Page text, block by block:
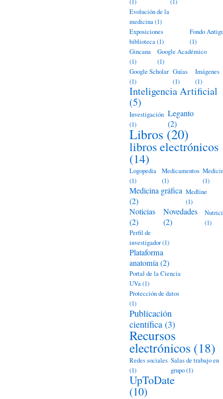
Evolución de la
medicina(1)
Exposiciones
biblioteca(1)
Fondo
(1)
Gincana
(1)
Google Académico
(1)
Google Scholar
(1)
Guías
(1)
Imágenes
(1)
Inteligencia Artificial
(5)
Investigación
(1)
Leganto
(2)
Libros (20)
libros electrónicos
(14)
Logopedia
(1)
Medicamentos
(1)
(1)
Medicina gráfica
(2)
Medline
(1)
Noticias
(2)
Novedades
(2)
(1)
Perfil de
investigador(1)
Plataforma
anatomía(2)
Portal de la Ciencia
UVa(1)
Protección de datos
(1)
Publicación
científica (3)
Recursos
electrónicos (18)
Redes sociales
(1)
Salas de trabajo en
grupo(1)
UpToDate
(10)